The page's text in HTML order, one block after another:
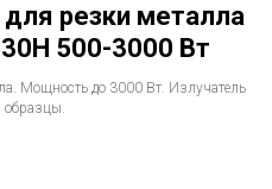
резки металла
500-3000 Вт
Мощность до 3000 Вт. Излучатель
образцы.